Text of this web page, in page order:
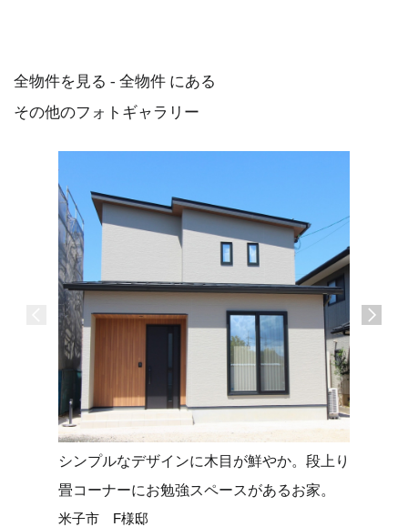
全物件を見る - 全物件 にある
その他のフォトギャラリー
シンプルなデザインに木目が鮮やか。段上り
畳コーナーにお勉強スペースがあるお家。
米子市 F様邸